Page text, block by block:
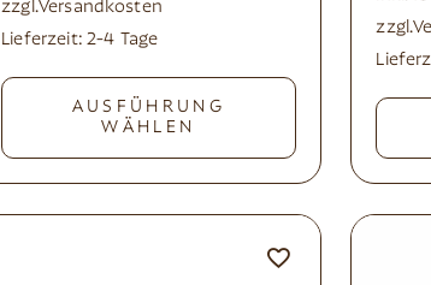
zzgl.Versandkosten
Lieferzeit: 2-4 Tage
AUSFÜHRUNG
WÄHLEN
zzgl.